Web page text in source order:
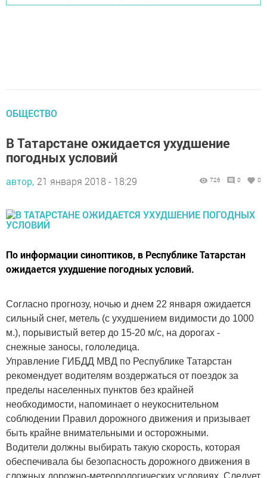
ОБЩЕСТВО
В Татарстане ожидается ухудшение
погодных условий
автор, 21 января 2018 - 18:29 726 0 0
По информации синоптиков, в Республике Татарстан
ожидается ухудшение погодных условий.
Согласно прогнозу, ночью и днем 22 января ожидается
сильный снег, метель (с ухудшением видимости до 1000
м.), порывистый ветер до 15-20 м/с, на дорогах -
снежные заносы, гололедица.
Управление ГИБДД МВД по Республике Татарстан
рекомендует водителям воздержаться от поездок за
пределы населенных пунктов без крайней
необходимости, напоминает о неукоснительном
соблюдении Правил дорожного движения и призывает
быть крайне внимательными и осторожными.
Водители должны выбирать такую скорость, которая
обеспечивала бы безопасность дорожного движения в